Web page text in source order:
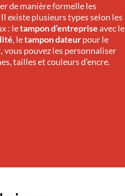
de manière formelle les
existe plusieurs types selon les
: letampon d’entrepriseavec le
, letampon dateurpour le
vous pouvez les personnaliser
tailles et couleurs d’encre.